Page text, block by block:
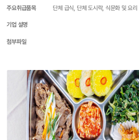
주요취급품목 단체 급식, 단체 도시락, 식문화 및 요
기업 설명
첨부파일